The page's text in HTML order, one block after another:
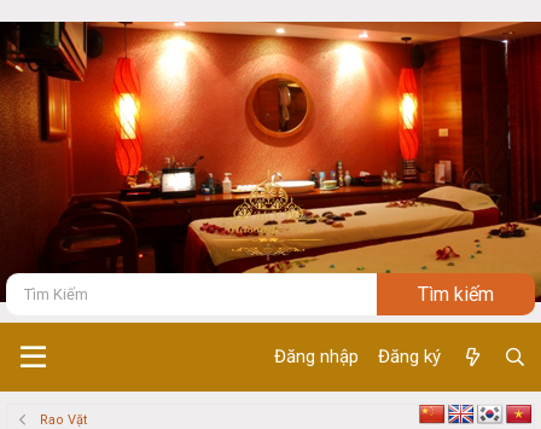
Đăng nhập Đăng ký
Rao Vặt